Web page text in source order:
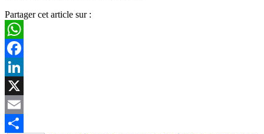
Partager cet article sur :
WhatsApp
Facebook
LinkedIn
X
Email